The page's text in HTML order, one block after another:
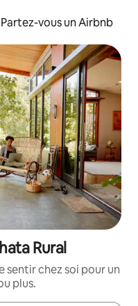
Partez-vous un Airbnb
Rural
sentir chez soi pour un
plus.